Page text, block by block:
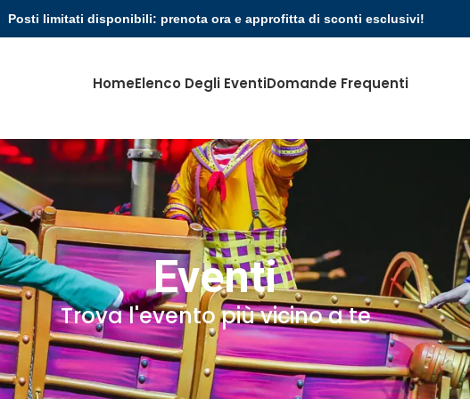
Posti limitati disponibili: prenota ora e approfitta di sconti esclusivi!
HomeElenco Degli EventiDomande Frequenti
Eventi
Trova l'evento più vicino a te